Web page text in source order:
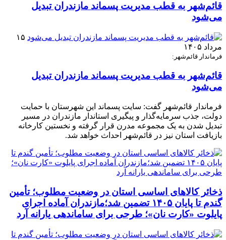
قائم‌شهر به قطب مدیریت پسماند مازندران تبدیل
می‌شود
۱۵
مرداد ۱۴۰۵
فرماندار قائم‌شهر:
قائم‌شهر به قطب مدیریت پسماند مازندران تبدیل
می‌شود
فرماندار قائم‌شهر گفت: سایت پسماند این شهرستان با حمایت
دولت، جذب سرمایه‌گذار و پیگیری استاندار مازندران در مسیر
تبدیل شدن به یک مجموعه مدرن قرار گرفته و نخستین کارخانه
بازیافت استان نیز در قائم‌شهر احداث خواهد شد.
ذخائر کالاهای اساسی استان در وضعیت مطلوب؛ تأمین
گندم تا پایان ۱۴۰۵ تضمین شد؛مازندران آماده اجرای
پایلوت «کارت نان»؛ طرحی برای ساماندهی یارانه آرد